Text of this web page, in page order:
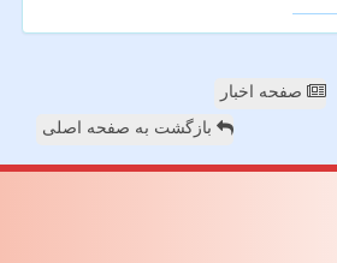
صفحه اخبار
بازگشت به صفحه اصلی